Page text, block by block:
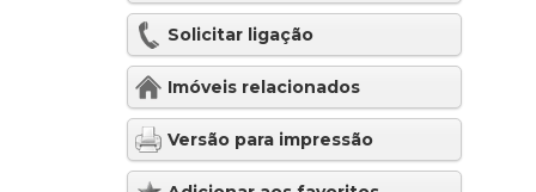
Solicitar ligação
Imóveis relacionados
Versão para impressão